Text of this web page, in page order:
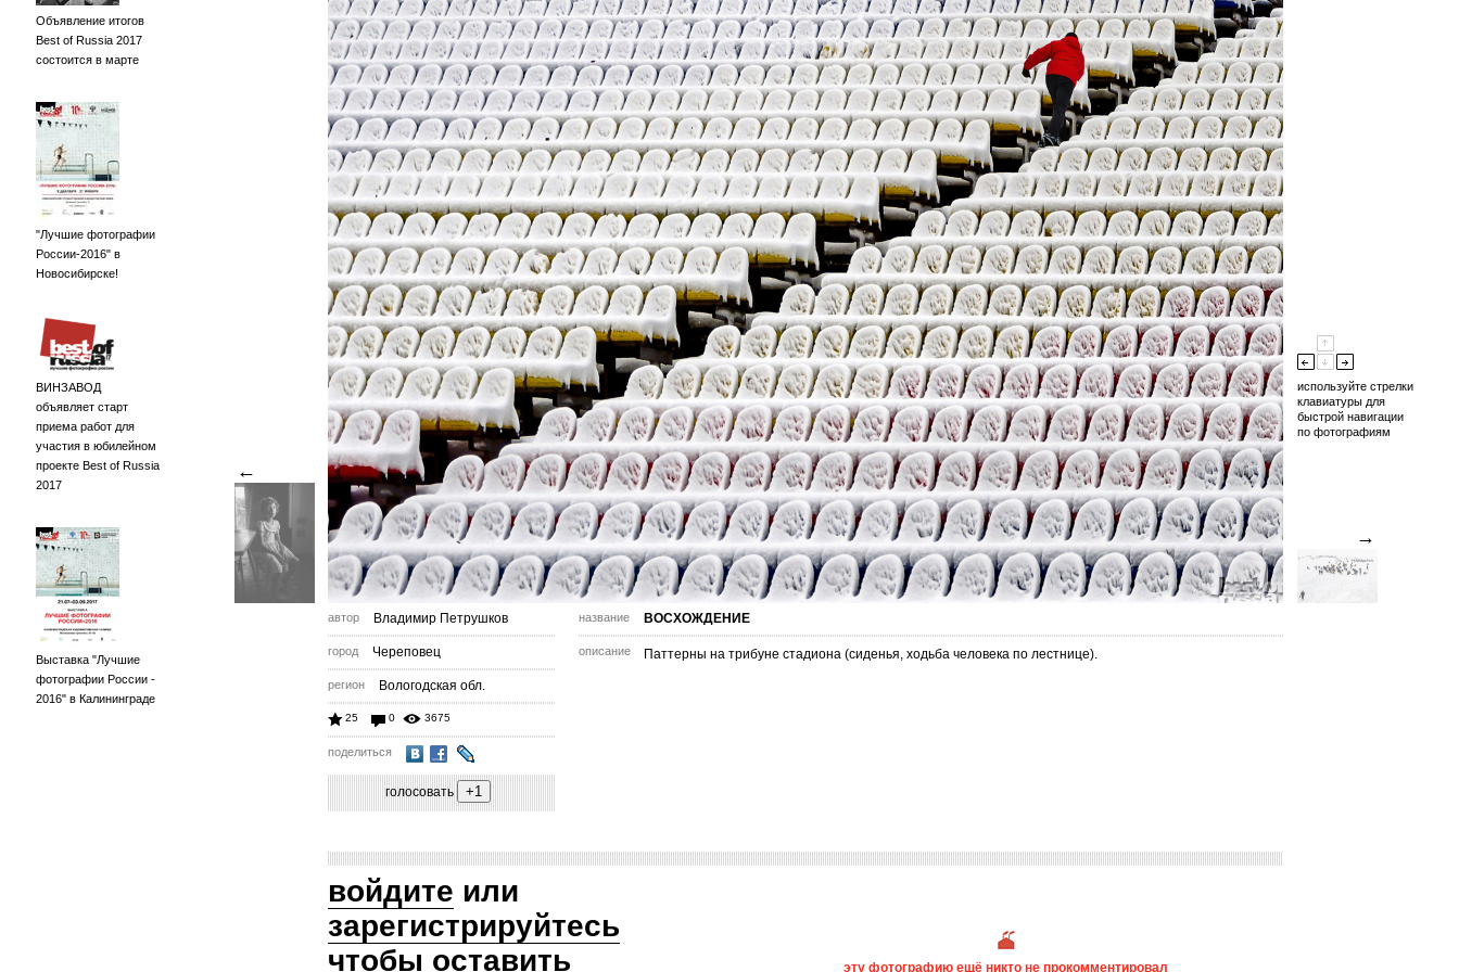
Объявление итогов
Best of Russia 2017
состоится в марте
"Лучшие фотографии
России-2016" в
Новосибирске!
ВИНЗАВОД
объявляет старт
приема работ для
участия в юбилейном
проекте Best of Russia
2017
Выставка "Лучшие
фотографии России -
2016" в Калининграде
←
→
используйте стрелки
клавиатуры для
быстрой навигации
по фотографиям
автор Владимир Петрушков
город Череповец
регион Вологодская обл.
25 0 3675
поделиться
голосовать
название ВОСХОЖДЕНИЕ
описание Паттерны на трибуне стадиона (сиденья, ходьба человека по лестнице).
войдите или
зарегистрируйтесь
чтобы оставить
эту фотографию ещё никто не прокомментировал